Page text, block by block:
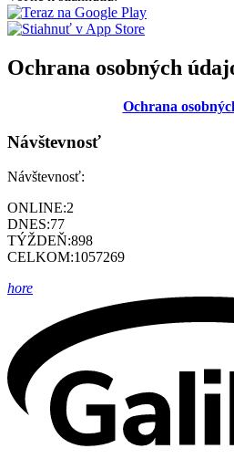
Ochrana osobných
Ochrana
Návštevnosť
Návštevnosť:
ONLINE:2
DNES:77
TÝŽDEŇ:898
CELKOM:1057269
hore